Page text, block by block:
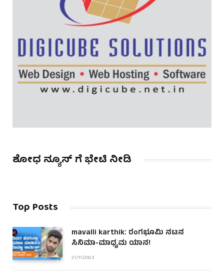
ಶೋಧ ನ್ಯೂಸ್ ಗೆ ಭೇಟಿ ನೀಡಿ
Top Posts
mavalli karthik: ರಂಗಭೂಮಿ ನಟನ
ಸಿನಿಮಾ-ಮಾಧ್ಯಮ ಯಾನ!
21/11/2023